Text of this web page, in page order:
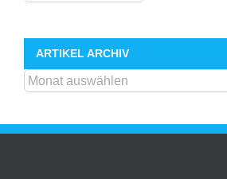
ARTIKEL ARCHIV
ARTIKEL
ARCHIV